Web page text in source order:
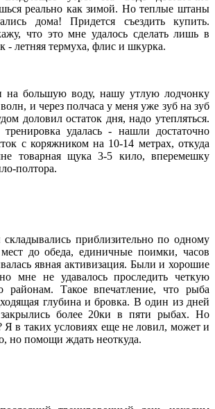
реально как зимой. Но теплые штаны
дома! Придется съездить купить.
что это мне удалось сделать лишь в
- летняя термуха, флис и шкурка.
на большую воду, нашу утлую лодчонку
и через полчаса у меня уже зуб на зуб
доловил остаток дня, надо утепляться.
удалась - нашли достаточно
с коряжником на 10-14 метрах, откуда
товарная щука 3-5 кило, вперемешку
полтора.
приблизительно по одному
до обеда, единичные поимки, часов
явная активизация. Были и хорошие
мне не удавалось проследить четкую
районам. Такое впечатление, что рыба
глубина и бровка. В один из дней
более 20ки в пяти рыбах. Но
Я в таких условиях еще не ловил, может и
но помощи ждать неоткуда.